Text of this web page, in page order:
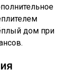
дом при